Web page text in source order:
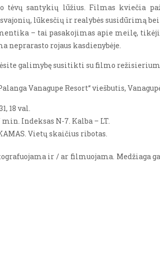
tėvų santykių lūžius. Filmas kviečia
lūkesčių ir realybės susidūrimą
– tai pasakojimas apie meilę,
neprarasto rojaus kasdienybėje.
galimybę susitikti su filmo
Vanagupe Resort“ viešbutis,
18 val.
Indeksas N-7. Kalba – LT.
Vietų skaičius ribotas.
ir / ar filmuojama. Medžiaga